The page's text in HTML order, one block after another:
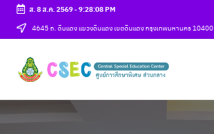
Skip
content
ส. 8 ส.ค. 2569-9:28:09 PM
4645 ถ. ดินแดง แขวงดินแดง เขตดินแดง กรุงเทพมหานคร 10400
ศู
น
ย์
csec